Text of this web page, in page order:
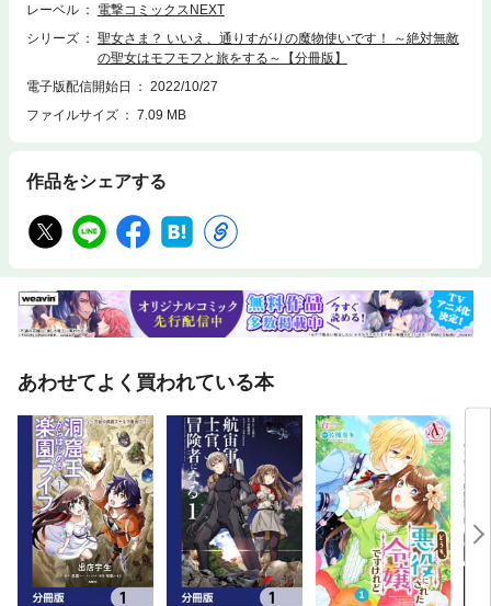
レーベル
電撃コミックスNEXT
シリーズ
聖女さま？ いいえ、通りすがりの魔物使いです！ ～絶対無敵
の聖女はモフモフと旅をする～【分冊版】
電子版配信開始日
2022/10/27
ファイルサイズ
7.09 MB
作品をシェアする
あわせてよく買われている本